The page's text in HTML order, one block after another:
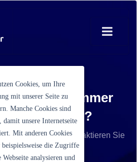
Artikelnummer
nicht aufgelistet? Kontaktieren Sie
Service.
Cookies, um Ihre
mit unserer Seite zu
Manche Cookies sind
damit unsere Internetseite
Mit anderen Cookies
die Zugriffe
Webseite analysieren und